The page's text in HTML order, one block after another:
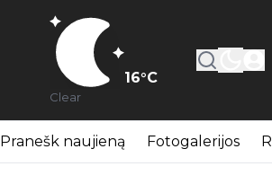
16°C
Clear
Pranešk naujieną Fotogalerijos